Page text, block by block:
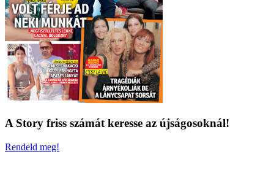
A Story friss számát keresse az újságosoknál!
Rendeld meg!